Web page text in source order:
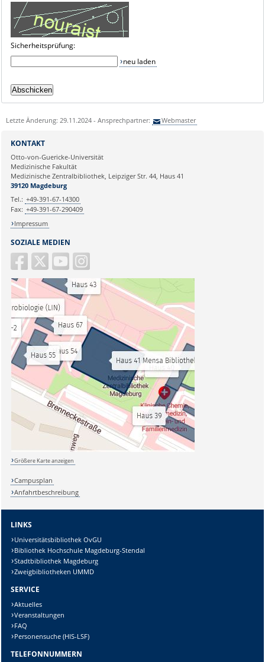
Sicherheitsprüfung:
neu laden
Letzte Änderung: 29.11.2024 - Ansprechpartner: Webmaster
SOZIALE MEDIEN
KONTAKT
Otto-von-Guericke-Universität
Medizinische Fakultät
Medizinische Zentralbibliothek, Leipziger Str. 44, Haus 41
39120 Magdeburg
Tel.: +49-391-67-14300
Fax: +49-391-67-290409
Impressum
Größere Karte anzeigen
Campusplan
Anfahrtbeschreibung
LINKS
Universitätsbibliothek OvGU
Bibliothek Hochschule Magdeburg-Stendal
Stadtbibliothek Magdeburg
Zweigbibliotheken UMMD
SERVICE
Aktuelles
Veranstaltungen
FAQ
Personensuche (HIS-LSF)
TELEFONNUMMERN